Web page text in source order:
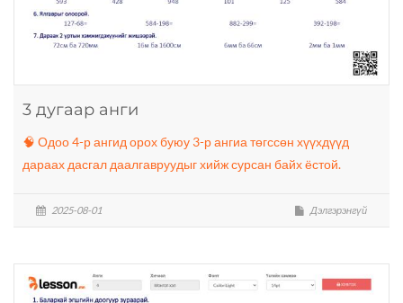
3 дугаар анги
🧠 Одоо 4-р ангид орох буюу 3-р ангиа төгссөн хүүхдүүд
дараах дасгал даалгавруудыг хийж сурсан байх ёстой.
2025-08-01 Дэлгэрэнгүй